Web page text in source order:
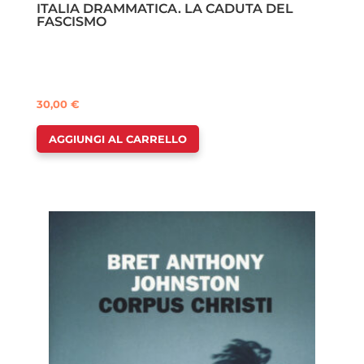
ITALIA DRAMMATICA. LA CADUTA DEL
FASCISMO
30,00€
AGGIUNGI AL CARRELLO